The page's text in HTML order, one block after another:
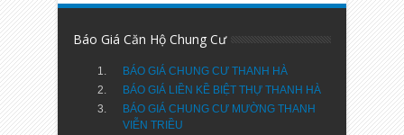
Báo Giá Căn Hộ Chung Cư
BÁO GIÁ CHUNG CƯ THANH HÀ
BÁO GIÁ LIỀN KỀ BIỆT THỰ THANH HÀ
BÁO GIÁ CHUNG CƯ MƯỜNG THANH
VIỄN TRIỀU